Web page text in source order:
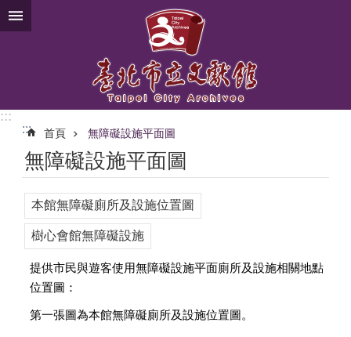
跳到主要內容區塊
:::
:::
首頁 無障礙設施平面圖
無障礙設施平面圖
本館無障礙廁所及設施位置圖
樹心會館無障礙設施
提供市民與遊客使用無障礙設施平面廁所及設施相關地點
位置圖：
第一張圖為本館無障礙廁所及設施位置圖。